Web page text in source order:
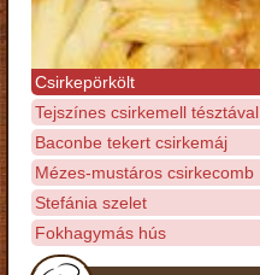
Csirkepörkölt
Tejszínes csirkemell tésztával
Baconbe tekert csirkemáj
Mézes-mustáros csirkecomb
Stefánia szelet
Fokhagymás hús